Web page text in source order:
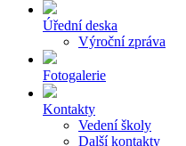
Úřední deska
Výroční zpráva
Fotogalerie
Kontakty
Vedení školy
Další kontakty